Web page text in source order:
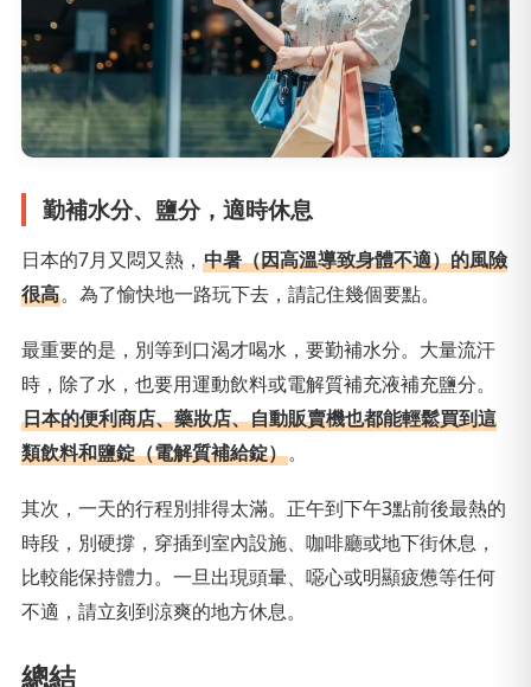
勤補水分、鹽分，適時休息
日本的7月又悶又熱， 中暑（因高溫導致身體不適）的風險
很高。為了愉快地一路玩下去，請記住幾個要點。
最重要的是，別等到口渴才喝水，要勤補水分。大量流汗
時，除了水，也要用運動飲料或電解質補充液補充鹽分。
日本的便利商店、藥妝店、自動販賣機也都能輕鬆買到這
類飲料和鹽錠（電解質補給錠）。
其次，一天的行程別排得太滿。正午到下午3點前後最熱的
時段，別硬撐，穿插到室內設施、咖啡廳或地下街休息，
比較能保持體力。一旦出現頭暈、噁心或明顯疲憊等任何
不適，請立刻到涼爽的地方休息。
總結